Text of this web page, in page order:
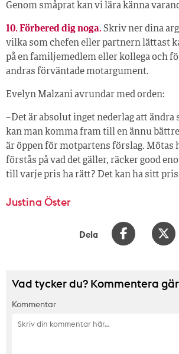
Genom småprat kan vi lära känna
10. Förbered dig noga.Skriv ner dina
vilka som chefen eller partnern lättast
på en familjemedlem eller kollega och
andras förväntade motargument.
Evelyn Malzani avrundar med orden:
– Det är absolut inget nederlag att
kan man komma fram till en ännu
är öppen för motpartens förslag. Mötas
förstås på vad det gäller, räcker good
till varje pris ha rätt? Det kan ha sitt
Justina Öster
Dela
Vad tycker du? Kommentera
Kommentar